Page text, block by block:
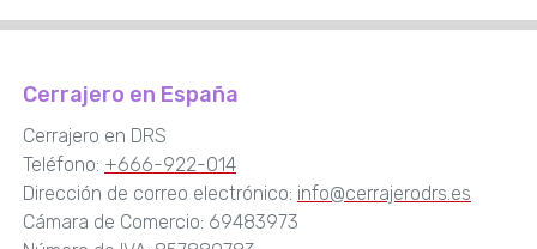
Cerrajero en España
Cerrajero en DRS
Teléfono: +666-922-014
Dirección de correo electrónico: info@cerrajerodrs.es
Cámara de Comercio: 69483973